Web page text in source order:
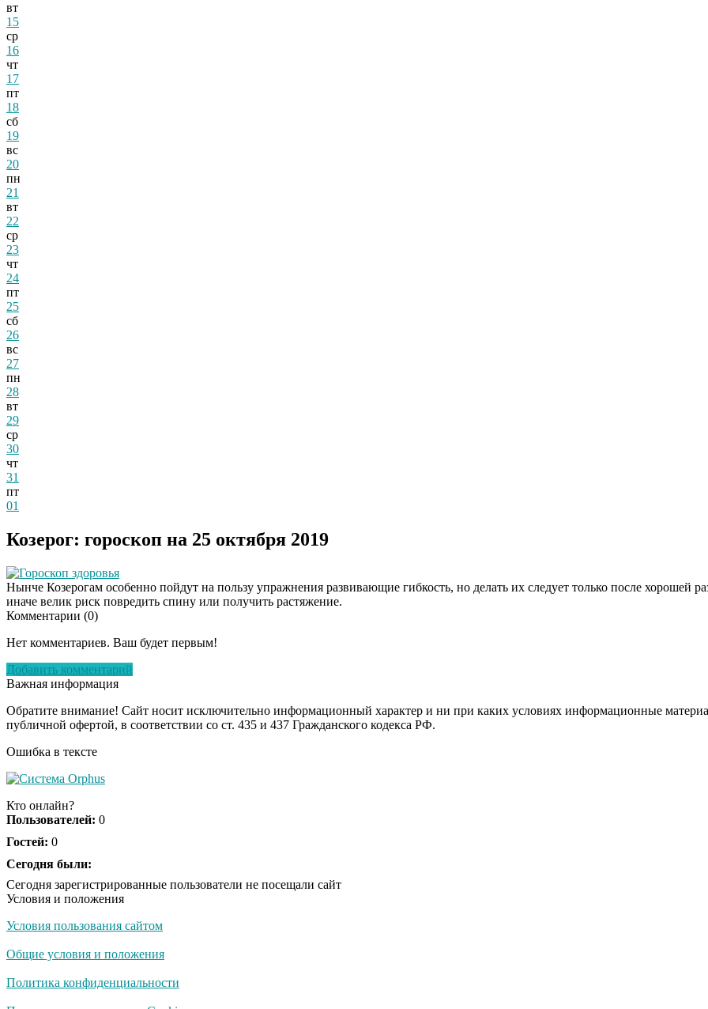
вт
15
ср
16
чт
17
пт
18
сб
19
вс
20
пн
21
вт
22
ср
23
чт
24
пт
25
сб
26
вс
27
пн
28
вт
29
ср
30
чт
31
пт
01
Козерог: гороскоп на 25 октября 2019
Гороскоп здоровья
Нынче Козерогам особенно пойдут на пользу упражнения развивающие гибкость, но делать их следует только после хорошей
иначе велик риск повредить спину или получить растяжение.
Комментарии (0)
Нет комментариев. Ваш будет первым!
Добавить комментарий
Важная информация
Обратите внимание! Сайт носит исключительно информационный характер и ни при каких условиях информационные
публичной офертой, в соответствии со ст. 435 и 437 Гражданского кодекса РФ.
Ошибка в тексте
Кто онлайн?
Пользователей: 0
Гостей: 0
Сегодня были:
Сегодня зарегистрированные пользователи не посещали сайт
Условия и положения
Условия пользования сайтом
Общие условия и положения
Политика конфиденциальности